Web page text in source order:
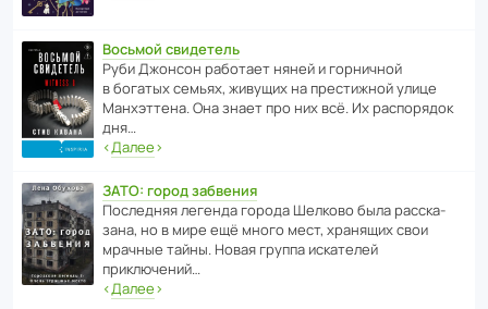
Восьмой свидетель
Руби Джонсон рабо­тает няней и горни­чной
в богатых семьях, живущих на прес­ти­жной улице
Манх­эт­тена. Она знает про них всё. Их распо­рядок
дня…
‹Далее›
ЗАТО: город забвения
После­дняя легенда города Шелково была расска­
зана, но в мире ещё много мест, хранящих свои
мрачные тайны. Новая группа иска­телей
приключений…
‹Далее›